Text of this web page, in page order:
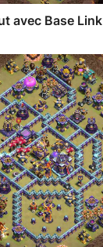
avec Base Link